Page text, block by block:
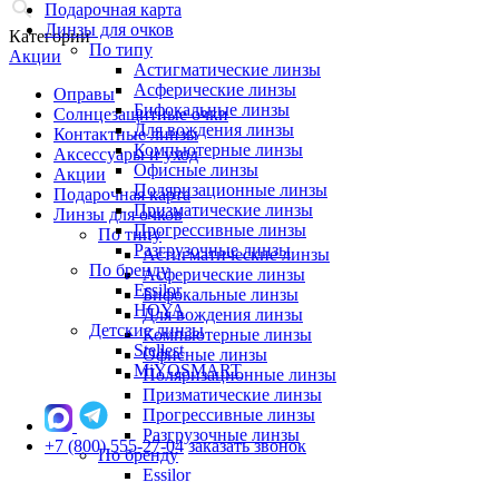
Категории
Акции
Оправы
Солнцезащитные очки
Контактные линзы
Аксессуары и уход
Акции
Подарочная карта
Линзы для очков
По типу
Астигматические линзы
Асферические линзы
Бифокальные линзы
Для вождения линзы
Компьютерные линзы
Офисные линзы
Поляризационные линзы
Призматические линзы
Прогрессивные линзы
Разгрузочные линзы
По бренду
Essilor
Подарочная карта
Линзы для очков
По типу
Астигматические линзы
Асферические линзы
Бифокальные линзы
Для вождения линзы
Компьютерные линзы
Офисные линзы
Поляризационные линзы
Призматические линзы
Прогрессивные линзы
Разгрузочные линзы
По бренду
Essilor
HOYA
Детские линзы
Stellest
MiYOSMART
+7 (800) 555-27-04 заказать звонок